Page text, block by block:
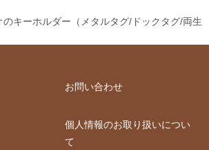
キーホルダー（メタルタグ/ドックタグ/両生
お問い合わせ
個人情報のお取り扱いについ
て